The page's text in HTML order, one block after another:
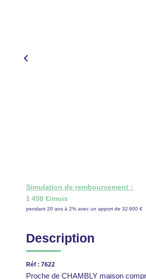
Simulation de remboursement :
1 498 €/mois
pendant 20 ans à 2% avec un apport de 32 900 €
Description
Réf : 7622
Proche de CHAMBLY maison